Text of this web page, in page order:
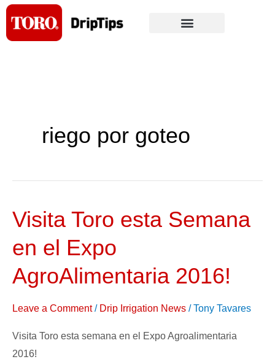
Skip
content
riego por goteo
Visita Toro esta Semana
en el Expo
AgroAlimentaria 2016!
Leave a Comment / Drip Irrigation News /Tony Tavares
Visita Toro esta semana en el Expo Agroalimentaria
2016!
Visita
esta
Semana
en
el
AgroAlimentaria
2016!